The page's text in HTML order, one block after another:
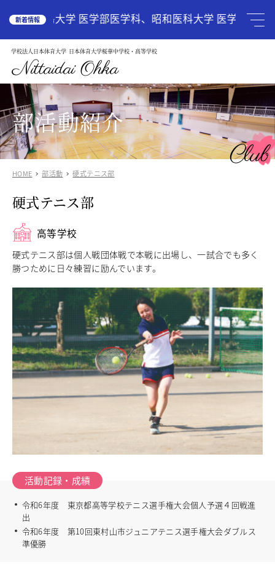
新着情報広島大学 医学部医学科、昭和医科大学 医学部医学
学校法人日本体育大学 日本体育大学桜華中学校・高等学校
Nittaidai Ohka
HOME
学校案内
教育理念
ご挨拶
グランドデザイン
施設紹介
学校紹介動画
アクセス
受験生の方へ
中学入試関連
高校入試関係
説明会・オープンスクール
中国語圏の生徒様で入学に興味のある方
中学校 Junior High School
中学校教育
独自の教育
国際理解教育
ICT教育
進路サポート
中学入試関連
制服紹介
Senior High School
総合スポーツコース
高等学校教育
校内塾
ダンスパフォーマンス専攻
グローバル教育
キャリア教育
部活動紹介
Club
HOME 部活動 硬式テニス部
硬式テニス部
高等学校
硬式テニス部は個人戦団体戦で本戦に出場し、一試合でも多く
勝つために日々練習に励んでいます。
活動記録・成績
令和6年度 東京都高等学校テニス選手権大会個人予選４回戦進
出
令和6年度 第10回東村山市ジュニアテニス選手権大会ダブルス
準優勝